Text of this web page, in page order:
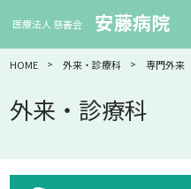
医療法人 慈善会 安藤病院
HOME 外来・診療科 専門外来
外来・診療科